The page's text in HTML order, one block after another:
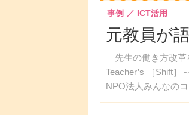
元教員が
先生の働き方改革
Teacher’s ［Shift］
NPO法人みんなの
事例 ICT活用